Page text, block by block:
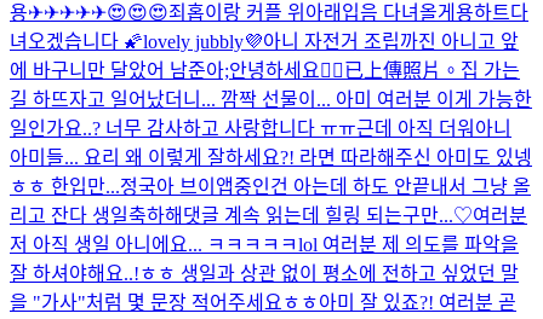
용✈✈✈✈✈😍😍😍죄홉이랑 커플 위아래입음 다녀올게용하트다
녀오겠습니다 🌠lovely jubbly💜아니 자전거 조립까진 아니고 앞
에 바구니만 달았어 남준아;안녕하세요🙇‍♂️已上傳照片。 집 가는
길 하뜨자고 일어났더니... 깜짝 선물이... 아미 여러분 이게 가능한
일인가요..? 너무 감사하고 사랑합니다 ㅠㅠ근데 아직 더워 아니
아미들... 요리 왜 이렇게 잘하세요?! 라면 따라해주신 아미도 있넹
ㅎㅎ 한입만...정국아 브이앱중인건 아는데 하도 안끝내서 그냥 올
리고 잔다 생일축하해 댓글 계속 읽는데 힐링 되는구만...♡여러분
저 아직 생일 아니에요... ㅋㅋㅋㅋㅋlol 여러분 제 의도를 파악을
잘 하셔야해요..!ㅎㅎ 생일과 상관 없이 평소에 전하고 싶었던 말
을 "가사"처럼 몇 문장 적어주세요ㅎㅎ아미 잘 있죠?! 여러분 곧